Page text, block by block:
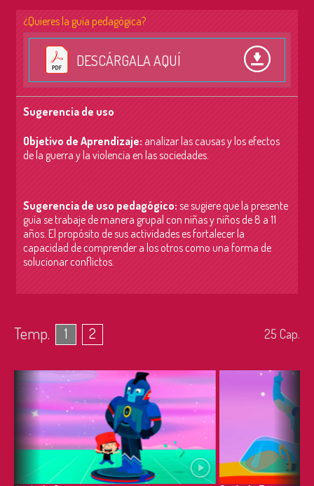
¿Quieres la guía pedagógica?
DESCÁRGALA AQUÍ
Sugerencia de uso
Objetivo de Aprendizaje: analizar las causas y los efectos
de la guerra y la violencia en las sociedades.
Sugerencia de uso pedagógico: se sugiere que la presente
guía se trabaje de manera grupal con niñas y niños de 8 a 11
años. El propósito de sus actividades es fortalecer la
capacidad de comprender a los otros como una forma de
solucionar conflictos.
Temp. 1 2 25 Cap.